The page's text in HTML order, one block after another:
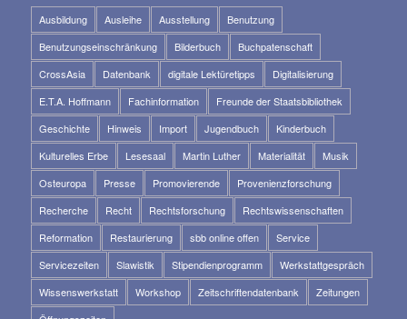
Ausbildung Ausleihe Ausstellung
Benutzung
Benutzungseinschränkung
Bilderbuch
Buchpatenschaft
CrossAsia
Datenbank digitale Lektüretipps
Digitalisierung
E.T.A. Hoffmann
Fachinformation
Freunde der Staatsbibliothek
Geschichte
Hinweis Import Jugendbuch
Kinderbuch
Kulturelles Erbe
Lesesaal Martin Luther Materialität
Musik
Osteuropa
Presse Promovierende
Provenienzforschung
Recherche
Recht Rechtsforschung
Rechtswissenschaften
Reformation
Restaurierung sbb online offen
Service
Servicezeiten
Slawistik Stipendienprogramm
Werkstattgespräch
Wissenswerkstatt
Workshop Zeitschriftendatenbank
Zeitungen